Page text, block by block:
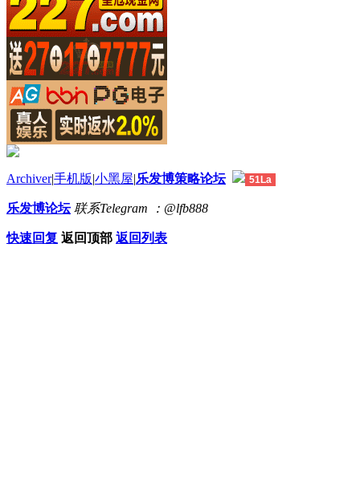
Archiver|手机版|小黑屋|乐发博策略论坛 51La
乐发博论坛 联系Telegram ：@lfb888
快速回复 返回顶部 返回列表